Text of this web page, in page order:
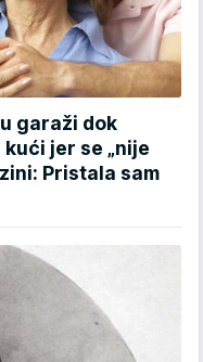
garaži dok
jer se „nije
Pristala sam